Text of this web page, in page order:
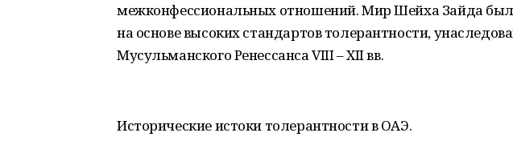
межконфессиональных отношений. Мир Шейха Зайда был
на основе высоких стандартов толерантности,
Мусульманского Ренессанса VIII – XII вв.
Исторические истоки толерантности в ОАЭ.